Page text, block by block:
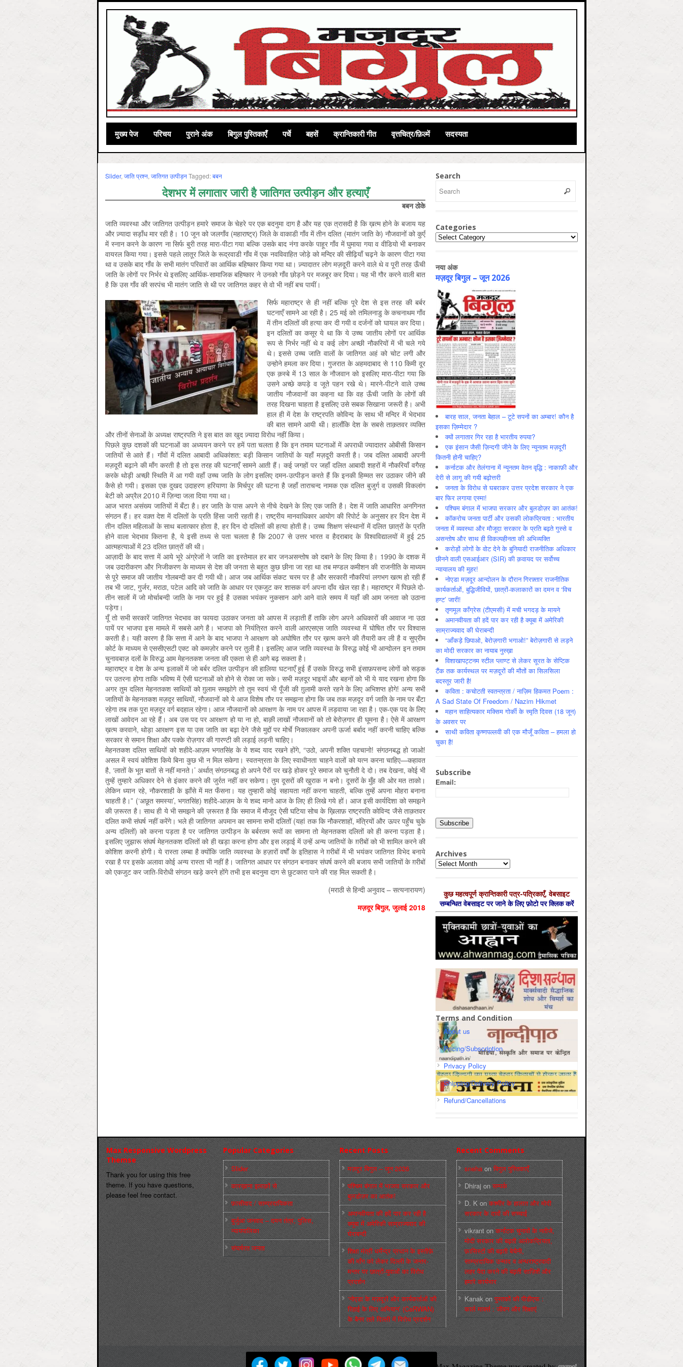
मुख्‍य पेज परिचय पुराने अंक बिगुल पुस्तिकाएँ पर्चे बहसें क्रान्तिकारी गीत वृत्तचित्र/फ़िल्में सदस्यता
Slider, जाति प्रश्‍न, जातिगत उत्‍पीड़नTagged:बबन
देशभर में लगातार जारी है जातिगत उत्पीड़न और हत्याएँ
बबन ठोके
जाति व्यवस्था और जातिगत उत्पीड़न हमारे समाज के चेहरे पर एक बदनुमा दाग है और यह एक त्रासदी है कि ख़त्म होने के बजाय यह
और ज़्यादा सड़ाँध मार रही है। 10 जून को जलगाँव (महाराष्ट्र) जिले के वाकाडी गाँव में तीन दलित (मातंग जाति के) नौजवानों को कुएँ
में स्नान करने के कारण ना सिर्फ बुरी तरह मारा-पीटा गया बल्कि उसके बाद नंगा करके पाहूर गाँव में घुमाया गया व वीडियो भी बनाकर
वायरल किया गया। इससे पहले लातूर जिले के रूद्रवाडी गाँव में एक नवविवाहित जोड़े को मन्दिर की सीढ़ियाँ चढ़ने के कारण पीटा गया
था व उसके बाद गाँव के सभी मातंग परिवारों का आर्थिक बहिष्कार किया गया था। ज़्यादातर लोग मज़दूरी करने वाले थे व पूरी तरह ऊँची
जाति के लोगों पर निर्भर थे इसलिए आर्थिक-सामाजिक बहिष्कार ने उनको गाँव छोड़ने पर मजबूर कर दिया। यह भी गौर करने वाली बात
है कि उस गाँव की सरपंच भी मातंग जाति से थी पर जातिगत कहर से वो भी नहीं बच पायीं।
सिर्फ महाराष्ट्र से ही नहीं बल्कि पूरे देश से इस तरह की बर्बर
घटनाएँ सामने आ रही है। 25 मई को तमिलनाडु के कचनाथम गाँव
में तीन दलितों की हत्या कर दी गयी व दर्जनों को घायल कर दिया।
इन दलितों का कसूर ये था कि ये उच्च जातीय लोगों पर आर्थिक
रूप से निर्भर नहीं थे व कई लोग अच्छी नौकरियों में भी चले गये
थे। इससे उच्च जाति वालों के जातिगत अहं को चोट लगी और
उन्होने हमला कर दिया। गुजरात के अहमदाबाद से 110 किमी दूर
एक क़स्बे में 13 साल के नौजवान को इसलिए मारा-पीटा गया कि
उसने अच्छे कपड़े व जूते पहन रखे थे। मारने-पीटने वाले उच्च
जातीय नौजवानों का कहना था कि वह ऊँची जाति के लोगों की
तरह दिखना चाहता है इसलिए उसे सबक सिखाना जरूरी है। अभी
हाल ही में देश के राष्ट्रपति कोविन्द के साथ भी मन्दिर में भेदभाव
की बात सामने आयी थी। हालाँकि देश के सबसे ताक़तवर व्यक्ति
और तीनों सेनाओं के अध्यक्ष राष्ट्रपति ने इस बात का खुद ज़्यादा विरोध नहीं किया।
पिछले कुछ दशकों की घटनाओं का अध्ययन करने पर हमें पता चलता है कि इन तमाम घटनाओं में अपराधी ज्यादातर ओबीसी किसान
जातियों से आते हैं। गाँवों में दलित आबादी अधिकांशत: बड़ी किसान जातियों के यहाँ मज़दूरी करती है। जब दलित आबादी अपनी
मज़दूरी बढ़ाने की माँग करती है तो इस तरह की घटनाएँ सामने आती हैं। कई जगहों पर जहाँ दलित आबादी शहरों में नौकरियाँ वगैरह
करके थोड़ी अच्छी स्थिति में आ गयी वहाँ उच्च जाति के लोग इसलिए दमन-उत्पीड़न करते हैं कि इनकी हिम्मत सर उठाकर जीने की
कैसे हो गयी। इसका एक दुखद उदाहरण हरियाणा के मिर्चपुर की घटना है जहाँ ताराचन्द नामक एक दलित बुजुर्ग व उसकी विकलांग
बेटी को अप्रैल 2010 में ज़िन्दा जला दिया गया था।
आज भारत असंख्य जातियों में बँटा है। हर जाति के पास अपने से नीचे देखने के लिए एक जाति है। देश में जाति आधारित अनगिनत
संगठन हैं। हर वक़्त देश में दलितों के प्रति हिंसा जारी रहती है। राष्ट्रीय मानवाधिकार आयोग की रिपोर्ट के अनुसार हर दिन देश में
तीन दलित महिलाओं के साथ बलात्कार होता है, हर दिन दो दलितों की हत्या होती है। उच्च शिक्षण संस्थानों में दलित छात्रों के प्रति
होने वाला भेदभाव कितना है, ये इसी तथ्य से पता चलता है कि 2007 से उत्तर भारत व हैदराबाद के विश्वविद्यालयों में हुई 25
आत्महत्याओं में 23 दलित छात्रों की थी।
आज़ादी के बाद सत्ता में आये भूरे अंग्रेजों ने जाति का इस्तेमाल हर बार जनअसन्तोष को दबाने के लिए किया है। 1990 के दशक में
जब उदारीकरण और निजीकरण के माध्यम से देश की जनता से बहुत कुछ छीना जा रहा था तब मण्डल कमीशन की राजनीति के माध्यम
से पूरे समाज की जातीय गोलबन्दी कर दी गयी थी। आज जब आर्थिक संकट चरम पर है और सरकारी नौकरियां लगभग खत्म हो रही हैं
तब भी जाट, गुर्जर, मराठा, पटेल आदि को जाति के आधार पर एकजुट कर शासक वर्ग अपना दाँव खेल रहा है। महाराष्ट्र में पिछले दो-
तीन सालों में जो मोर्चाबन्दी जाति के नाम पर हुई है उसका भयंकर नुकसान आगे आने वाले समय में यहाँ की आम जनता को उठाना
पड़ेगा।
यूँ तो सभी सरकारें जातिगत भेदभाव का फायदा उठाकर जनता को आपस में लड़ाती हैं ताकि लोग अपने अधिकारों की आवाज ना उठा
पायें पर भाजपा इस मामले में सबसे आगे है। भाजपा को नियंत्रित करने वाली आरएसएस जाति व्यवस्था में घोषित तौर पर विश्वास
करती है। यही कारण है कि सत्ता में आने के बाद भाजपा ने आरक्षण को अघोषित तौर पर ख़त्म करने की तैयारी कर ली है व सुप्रीम
कोर्ट के माध्यम से एससीएसटी एक्ट को कमज़ोर करने पर तुली है। इसलिए आज जाति व्यवस्था के विरुद्ध कोई भी आन्दोलन इन तमाम
चुनावबाज़ दलों के विरुद्ध आम मेहनतकश जनता की एकता से ही आगे बढ़ सकता है।
महाराष्ट्र व देश के अन्य इलाकों में जो बर्बर दलित उत्पीड़न की हालिया घटनाएँ हुई हैं उसके विरुद्ध सभी इंसाफ़पसन्द लोगों को सड़क
पर उतरना होगा ताकि भविष्य में ऐसी घटनाओं को होने से रोका जा सके। सभी मज़दूर भाइयों और बहनों को भी ये याद रखना होगा कि
अगर तुम दलित मेहनतकश साथियों को ग़ुलाम समझोगे तो तुम स्वयं भी पूँजी की ग़ुलामी करते रहने के लिए अभिशप्त होगे! अन्य सभी
जातियों के मेहनतकश मज़दूर साथियों, नौजवानों को ये आज विशेष तौर पर समझना होगा कि जब तक मज़दूर वर्ग जाति के नाम पर बँटा
रहेगा तब तक पूरा मज़दूर वर्ग बदहाल रहेगा। आज नौजवानों को आरक्षण के नाम पर आपस में लड़वाया जा रहा है। एक-एक पद के लिए
लाखों आवेदन आ रहे हैं। अब उस पद पर आरक्षण हो या ना हो, बाक़ी लाखों नौजवानों को तो बेरोज़गार ही घूमना है। ऐसे में आरक्षण
ख़त्म करवाने, थोड़ा आरक्षण इस या उस जाति का बढ़ा देने जैसे मुद्दों पर मोर्चे निकालकर अपनी ऊर्जा बर्बाद नहीं करनी चाहिए बल्कि
सरकार से समान शिक्षा और पक्के रोज़गार की गारण्टी की लड़ाई लड़नी चाहिए।
मेहनतकश दलित साथियों को शहीदे-आज़म भगतसिंह के ये शब्द याद रखने होंगे, “उठो, अपनी शक्ति पहचानो! संगठनबद्ध हो जाओ!
असल में स्वयं कोशिश किये बिना कुछ भी न मिल सकेगा। स्वतन्त्रता के लिए स्वाधीनता चाहने वालों को यत्न करना चाहिए—कहावत
है, ‘लातों के भूत बातों से नहीं मानते।’ अर्थात् संगठनबद्ध हो अपने पैरों पर खड़े होकर पूरे समाज को चुनौती दे दो। तब देखना, कोई भी
तुम्हें तुम्हारे अधिकार देने से इंकार करने की जुर्रत नहीं कर सकेगा। तुम दूसरों की खुराक न बनो। दूसरों के मुँह की ओर मत ताको।
लेकिन ध्यान रहे, नौकरशाही के झाँसे में मत फँसना। यह तुम्हारी कोई सहायता नहीं करना चाहती, बल्कि तुम्हें अपना मोहरा बनाना
चाहती है।” (‘अछूत समस्या’, भगतसिंह) शहीदे-आज़म के ये शब्द मानो आज के लिए ही लिखे गये हों। आज इसी कार्यदिशा को समझने
की ज़रूरत है। साथ ही ये भी समझने की ज़रूरत है कि समाज में मौजूद ऐसी घटिया सोच के ख़िलाफ़ राष्ट्रपति कोविन्द जैसे ताक़तवर
दलित कभी संघर्ष नहीं करेंगे। भले ही जातिगत अपमान का सामना सभी दलितों (यहां तक कि नौकरशाहों, मंत्रियों और ऊपर पहुँच चुके
अन्य दलितों) को करना पड़ता है पर जातिगत उत्पीड़न के बर्बरतम रूपों का सामना तो मेहनतकश दलितों को ही करना पड़ता है।
इसलिए जुझारू संघर्ष मेहनतकश दलितों को ही खड़ा करना होगा और इस लड़ाई में उन्हें अन्य जातियों के ग़रीबों को भी शामिल करने की
कोशिश करनी होगी। ये रास्ता लम्बा है क्योंकि जाति व्यवस्था के हज़ारों वर्षों के इतिहास ने ग़रीबों में भी भयंकर जातिगत विभेद बनाये
रखा है पर इसके अलावा कोई अन्य रास्ता भी नहीं है। जातिगत आधार पर संगठन बनाकर संघर्ष करने की बजाय सभी जातियों के ग़रीबों
को एकजुट कर जाति-विरोधी संगठन खड़े करने होंगे तभी इस बदनुमा दाग से छुटकारा पाने की राह मिल सकती है।
(मराठी से हिन्दी अनुवाद – सत्यनारायण)
मज़दूर बिगुल, जुलाई 2018
Search
Categories
Categories
नया अंक
मज़दूर बिगुल – जून 2026
बारह साल, जनता बेहाल – टूटे सपनों का अम्बार! कौन है
इसका ज़िम्मेदार ?
क्यों लगातार गिर रहा है भारतीय रुपया?
एक इंसान जैसी ज़िन्दगी जीने के लिए न्यूनतम मज़दूरी
कितनी होनी चाहिए?
कर्नाटक और तेलंगाना में न्यूनतम वेतन वृद्धि : नाकाफ़ी और
देरी से लागू की गयी बढ़ोत्तरी
जनता के विरोध से घबराकर उत्तर प्रदेश सरकार ने एक
बार फिर लगाया एस्मा!
पश्चिम बंगाल में भाजपा सरकार और बुलडोज़र का आतंक!
कॉकरोच जनता पार्टी और उसकी लोकप्रियता : भारतीय
जनता में व्‍यवस्‍था और मौजूदा सरकार के प्रति बढ़ते गुस्‍से व
असन्‍तोष और साथ ही विकल्‍पहीनता की अभिव्‍यक्ति
करोड़ों लोगों के वोट देने के बुनियादी राजनीतिक अधिकार
छीनने वाली एसआईआर (SIR) की क़वायद पर सर्वोच्च
न्यायालय की मुहर!
नोएडा मज़दूर आन्दोलन के दौरान गिरफ़्तार राजनीतिक
कार्यकर्ताओं, बुद्धिजीवियों, छात्रों-कलाकारों का दमन व ‘विच
हण्ट’ जारी!
तृणमूल काँग्रेस (टीएमसी) में मची भगदड़ के मायने
अमानवीयता की हदें पार कर रही है क्यूबा में अमेरिकी
साम्राज्यवाद की घेराबन्दी
“आँकड़े छिपाओ, बेरोज़गारी भगाओ!” बेरोज़गारी से लड़ने
का मोदी सरकार का नायाब नुस्ख़ा
विशाखापट्टनम स्टील प्लाण्ट से लेकर सूरत के सेप्टिक
टैंक तक कार्यस्थल पर मज़दूरों की मौतों का सिलसिला
बदस्तूर जारी है!
कविता : कचोटती स्वतन्त्रता / नाज़िम हिकमत Poem :
A Sad State Of Freedom / Nazim Hikmet
महान साहित्यकार मक्सिम गोर्की के स्मृति दिवस (18 जून)
के अवसर पर
साथी कविता कृष्णपल्लवी की एक मौजूँ कविता – हमला हो
चुका है!
Subscribe
Email:
Archives
Archives
कुछ महत्‍वपूर्ण क्रान्तिकारी पत्र-पत्रिकाएँ, वेबसाइट
सम्‍बन्धित वेबसाइट पर जाने के लिए फ़ोटो पर क्लिक करें
Terms and Condition
About us
Pricing/Subscription
Privacy Policy
Shipping/Delivery Policy
Refund/Cancellations
Max Responsive Wordpress
Themse
Thank you for using this free
theme. If you have questions,
please feel free contact.
Popular Categories
Slider
कारख़ाना इलाक़ों से
फ़ासीवाद / साम्‍प्रदायिकता
बुर्जुआ जनवाद – दमन तंत्र, पुलिस,
न्‍यायपालिका
संघर्षरत जनता
Recent Posts
मज़दूर बिगुल – जून 2026
पश्चिम बंगाल में भाजपा सरकार और
बुलडोज़र का आतंक!
अमानवीयता की हदें पार कर रही है
क्यूबा में अमेरिकी साम्राज्यवाद की
घेराबन्दी
शिक्षा मंत्री धर्मेन्द्र प्रधान के इस्तीफ़े
की माँग को लेकर दिल्ली के जन्तर-
मन्तर पर छात्रों-युवाओं का विरोध
प्रदर्शन
‘नोएडा के मज़दूरों और कार्यकर्ताओं की
रिहाई के लिए अभियान’ (CaRWAN)
के बैनर तले दिल्ली में विरोध प्रदर्शन
Recent Comments
snehaonबिगुल पुस्तिकाएँ
Dhirajon सम्पर्क
D. Konकश्मीर के हालात और मोदी
सरकार के दावों की सच्चाई
vikrantonकर्नाटक चुनावों के नतीजे,
मोदी सरकार की बढ़ती अलोकप्रियता,
फ़ासिस्टों की बढ़ती बेचैनी,
साम्प्रदायिक उन्माद व अन्धराष्ट्रवादी
लहर पैदा करने की बढ़ती साज़िशें और
हमारे कार्यभार
Kanakonपुस्‍तकों की पीडीएफ :
कार्ल मार्क्‍स : जीवन और शिक्षाएं
मज़दूर बिगुल Powered by
WordPress